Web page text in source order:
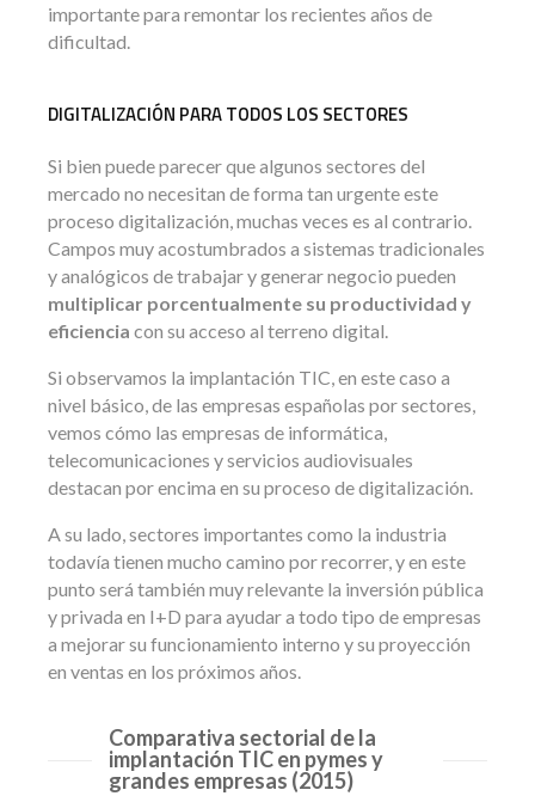
importante para remontar los recientes años de
dificultad.
DIGITALIZACIÓN PARA TODOS LOS SECTORES
Si bien puede parecer que algunos sectores del
mercado no necesitan de forma tan urgente este
proceso digitalización, muchas veces es al contrario.
Campos muy acostumbrados a sistemas tradicionales
y analógicos de trabajar y generar negocio pueden
multiplicar porcentualmente su productividad y
eficiencia con su acceso al terreno digital.
Si observamos la implantación TIC, en este caso a
nivel básico, de las empresas españolas por sectores,
vemos cómo las empresas de informática,
telecomunicaciones y servicios audiovisuales
destacan por encima en su proceso de digitalización.
A su lado, sectores importantes como la industria
todavía tienen mucho camino por recorrer, y en este
punto será también muy relevante la inversión pública
y privada en I+D para ayudar a todo tipo de empresas
a mejorar su funcionamiento interno y su proyección
en ventas en los próximos años.
Comparativa sectorial de la
implantación TIC en pymes y
grandes empresas (2015)